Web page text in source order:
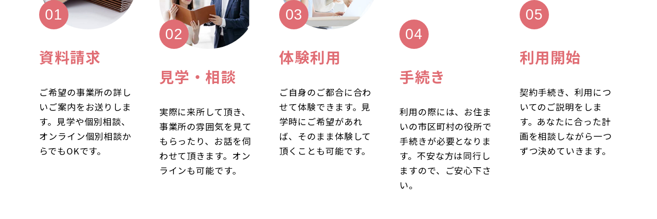
資料請求
ご希望の事業所の詳し
いご案内をお送りしま
す。見学や個別相談、
オンライン個別相談か
らでもOKです。
見学・相談
実際に来所して頂き、
事業所の雰囲気を見て
もらったり、お話を伺
わせて頂きます。オン
ラインも可能です。
体験利用
ご自身のご都合に合わ
せて体験できます。見
学時にご希望があれ
ば、そのまま体験して
頂くことも可能です。
手続き
利用の際には、お住ま
いの市区町村の役所で
手続きが必要となりま
す。不安な方は同行し
ますので、ご安心下さ
い。
利用開始
契約手続き、利用につ
いてのご説明をしま
す。あなたに合った計
画を相談しながら一つ
ずつ決めていきます。